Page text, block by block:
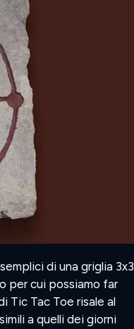
di una griglia 3x3
per cui possiamo far
Tic Tac Toe risale al
a quelli dei giorni